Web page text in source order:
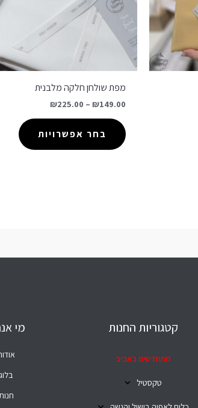
מפת שולחן חלקה מלבנית
₪149.00
–
₪225.00
בחר אפשרויות
קטגוריות החנות
מתחדשים באביב
טקסטיל
מי
בלוג